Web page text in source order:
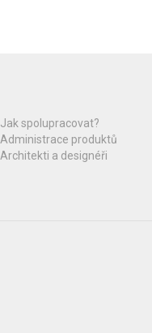
Jak spolupracovat?
Administrace produktů
Architekti a designéři